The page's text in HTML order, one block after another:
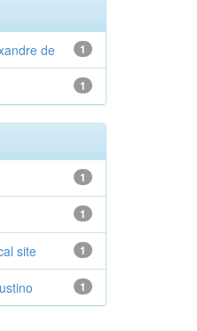
1
de
1
1
1
1
site
1